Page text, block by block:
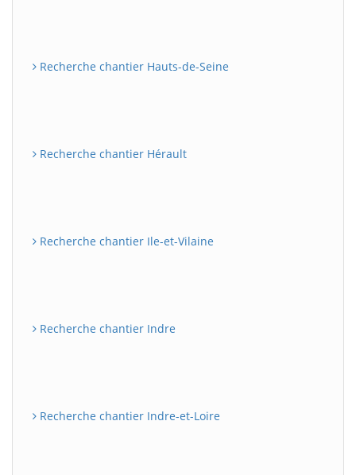
Recherche chantier Hauts-de-Seine
Recherche chantier Hérault
Recherche chantier Ile-et-Vilaine
Recherche chantier Indre
Recherche chantier Indre-et-Loire